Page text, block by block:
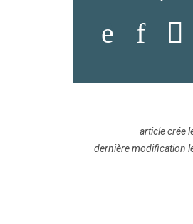
article crée
dernière modification